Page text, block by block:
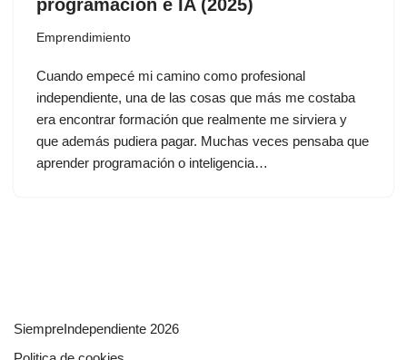
programación e IA (2025)
Emprendimiento
Cuando empecé mi camino como profesional
independiente, una de las cosas que más me costaba
era encontrar formación que realmente me sirviera y
que además pudiera pagar. Muchas veces pensaba que
aprender programación o inteligencia…
SiempreIndependiente 2026